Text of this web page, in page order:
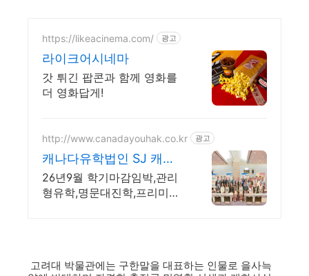
https://likeacinema.com/ 광고
라이크어시네마
갓 튀긴 팝콘과 함께 영화를
더 영화답게!
http://www.canadayouhak.co.kr 광고
캐나다유학법인 SJ 캐나
다
26년9월 학기마감임박,관리
형유학,명문대진학,프리미엄
고려대 박물관에는 구한말을 대표하는 인물로 을사늑